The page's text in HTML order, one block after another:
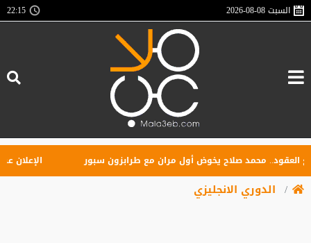
السبت2026-08-08
22:15
محمد صلاح يخوض أول مران مع طرابزون سبور الإعلان عن
الدوري الانجليزي